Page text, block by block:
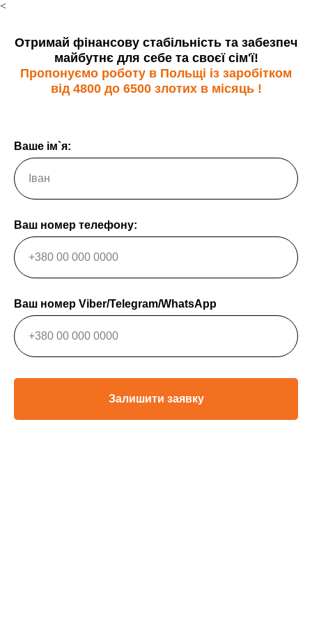
<
Отримай фінансову стабільність та забезпеч
майбутнє для себе та своєї сім'ї!
Пропонуємо роботу в Польщі із заробітком
від 4800 до 6500 злотих в місяць !
Ваше ім`я:
Ваш номер телефону:
Ваш номер Viber/Telegram/WhatsApp
Залишити заявку